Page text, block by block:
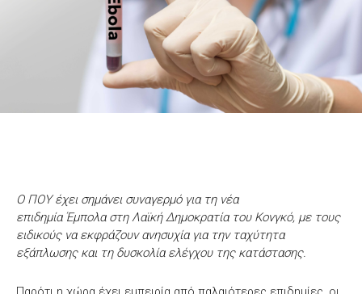
Ο ΠΟΥ έχει σημάνει συναγερμό για τη νέα
επιδημία Έμπολα στη Λαϊκή Δημοκρατία του Κονγκό, με τους
ειδικούς να εκφράζουν ανησυχία για την ταχύτητα
εξάπλωσης και τη δυσκολία ελέγχου της κατάστασης.